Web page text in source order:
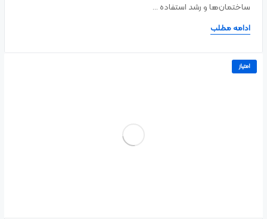
ساختمان‌ها و رشد استفاده ...
ادامه مطلب
امتیاز